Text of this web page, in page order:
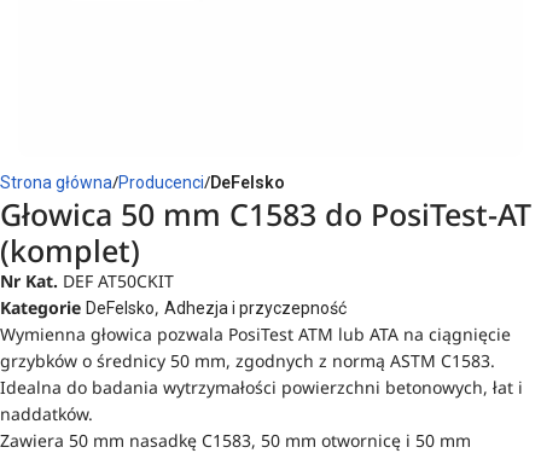
Strona główna Producenci DeFelsko
Głowica 50 mm C1583 do PosiTest-AT
(komplet)
Nr Kat. DEF AT50CKIT
Kategorie DeFelsko, Adhezja i przyczepność
Wymienna głowica pozwala PosiTest ATM lub ATA na ciągnięcie
grzybków o średnicy 50 mm, zgodnych z normą ASTM C1583.
Idealna do badania wytrzymałości powierzchni betonowych, łat i
naddatków.
Zawiera 50 mm nasadkę C1583, 50 mm otwornicę i 50 mm